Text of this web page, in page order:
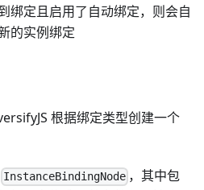
绑定且启用了自动绑定，则会自
的实例绑定
根据绑定类型创建一个
InstanceBindingNode ，其中包